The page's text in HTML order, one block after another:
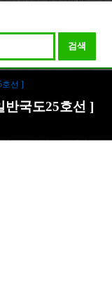
검색
호선 ]
반국도25호선 ]